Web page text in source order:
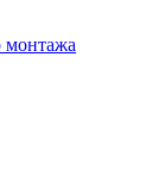
монтажа